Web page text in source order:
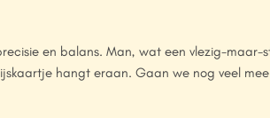
en balans. Man, wat een vlezig-maar-
hangt eraan. Gaan we nog veel